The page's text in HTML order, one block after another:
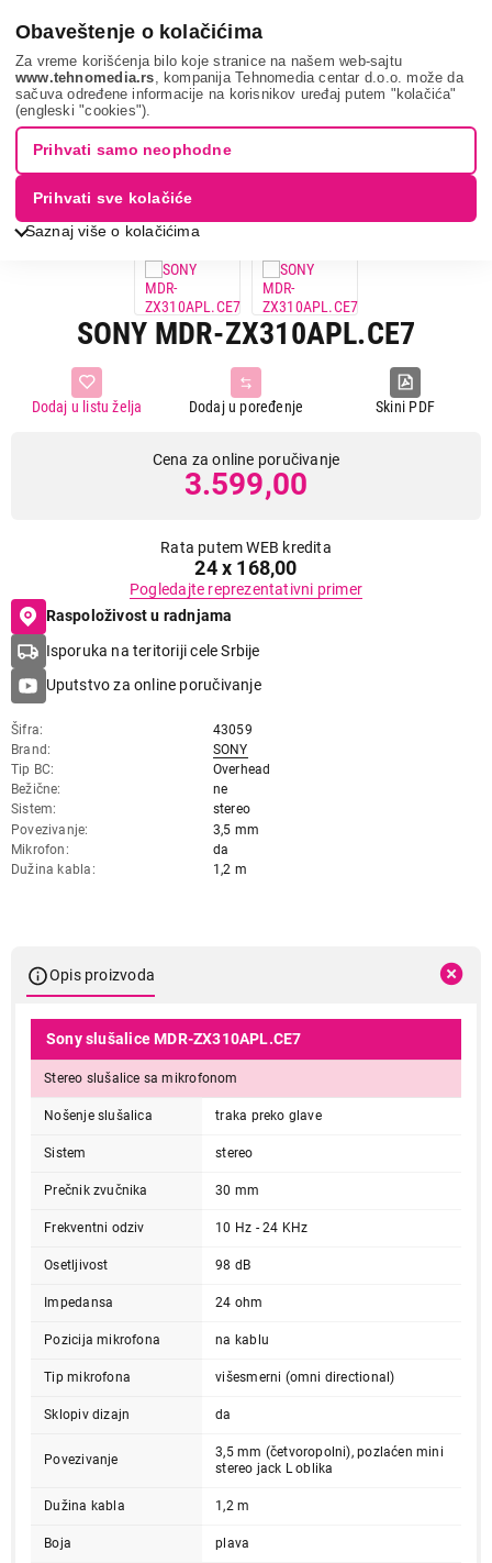
Obaveštenje o kolačićima
Za vreme korišćenja bilo koje stranice na našem web-sajtu
www.tehnomedia.rs , kompanija Tehnomedia centar d.o.o. može da
sačuva određene informacije na korisnikov uređaj putem "kolačića"
(engleski "cookies").
Saznaj više o kolačićima
Prihvati samo neophodne
Prihvati sve kolačiće
Tv, audio, video i foto Slušalice Overhead slušalice
Sony
mdr-zx310a...
SONY MDR-ZX310APL.CE7
Skini PDF
Dodaj u poređenje
Dodaj u listu želja
Cena za online poručivanje
3.599,00
Rata putem WEB kredita
24 x 168,00
Pogledajte reprezentativni primer
Raspoloživost u radnjama
Isporuka na teritoriji cele Srbije
Uputstvo za online poručivanje
Šifra
43059
Brand
SONY
Tip BC
Overhead
Bežične
ne
Sistem
stereo
Povezivanje
3,5 mm
Mikrofon
da
Dužina kabla
1,2 m
Opis proizvoda
Sony slušalice MDR-ZX310APL.CE7
Stereo slušalice sa mikrofonom
Nošenje slušalica traka preko glave
Sistem stereo
Prečnik zvučnika 30 mm
Frekventni odziv 10 Hz - 24 KHz
Osetljivost 98 dB
Impedansa 24 ohm
Pozicija mikrofona na kablu
Tip mikrofona višesmerni (omni directional)
Sklopiv dizajn da
Povezivanje
3,5 mm (četvoropolni), pozlaćen mini
stereo jack L oblika
Dužina kabla 1,2 m
Boja plava